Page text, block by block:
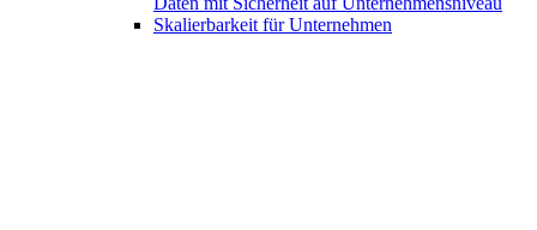
Skalierbarkeit für Unternehmen